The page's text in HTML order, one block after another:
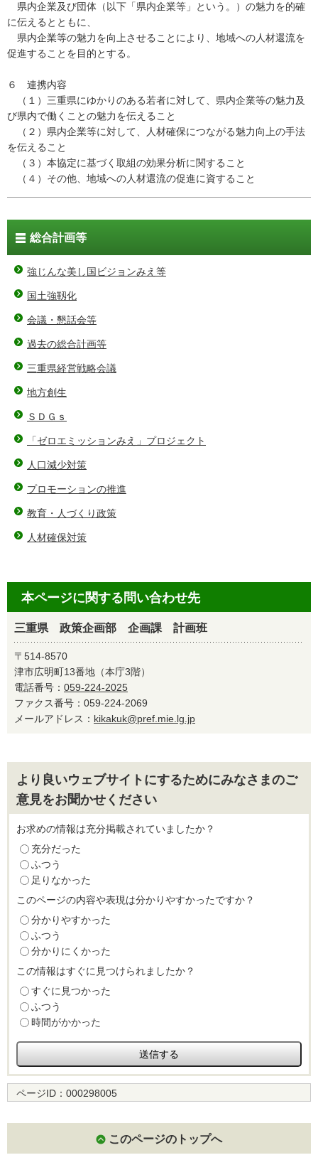
県内企業及び団体（以下「県内企業等」という。）の魅力を的確
に伝えるとともに、
県内企業等の魅力を向上させることにより、地域への人材還流を
促進することを目的とする。
６ 連携内容
（１）三重県にゆかりのある若者に対して、県内企業等の魅力及
び県内で働くことの魅力を伝えること
（２）県内企業等に対して、人材確保につながる魅力向上の手法
を伝えること
（３）本協定に基づく取組の効果分析に関すること
（４）その他、地域への人材還流の促進に資すること
総合計画等
強じんな美し国ビジョンみえ等
国土強靱化
会議・懇話会等
過去の総合計画等
三重県経営戦略会議
地方創生
ＳＤＧｓ
「ゼロエミッションみえ」プロジェクト
人口減少対策
プロモーションの推進
教育・人づくり政策
人材確保対策
本ページに関する問い合わせ先
三重県 政策企画部 企画課 計画班
〒514-8570
津市広明町13番地（本庁3階）
電話番号： 059-224-2025
ファクス番号：059-224-2069
メールアドレス： kikakuk@pref.mie.lg.jp
より良いウェブサイトにするためにみなさまのご
意見をお聞かせください
お求めの情報は充分掲載されていましたか？
充分だった
ふつう
足りなかった
このページの内容や表現は分かりやすかったですか？
分かりやすかった
ふつう
分かりにくかった
この情報はすぐに見つけられましたか？
すぐに見つかった
ふつう
時間がかかった
ページID： 000298005
このページのトップへ